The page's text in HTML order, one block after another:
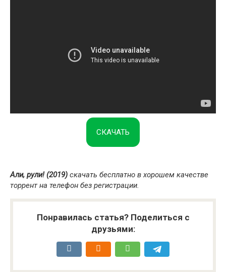
СКАЧАТЬ
Али, рули! (2019) скачать бесплатно в хорошем качестве
торрент на телефон без регистрации.
Понравилась статья? Поделиться с
друзьями: